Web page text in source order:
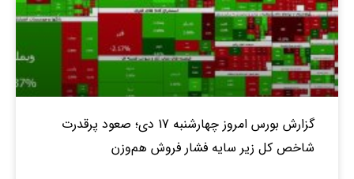
گزارش بورس امروز چهارشنبه 17 دی؛ صعود پرقدرت
شاخص کل زیر سایه فشار فروش هم‌وزن